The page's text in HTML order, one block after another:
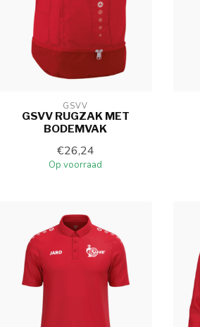
GSVV
GSVV RUGZAK MET
BODEMVAK
€26,24
Op voorraad